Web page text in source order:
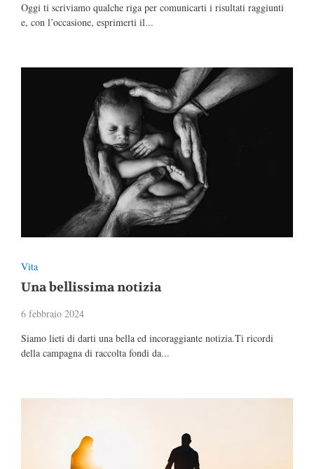
Oggi ti scriviamo qualche riga per comunicarti i risultati raggiunti
e, con l’occasione, esprimerti il...
Vita
Una bellissima notizia
6 febbraio 2024
Siamo lieti di darti una bella ed incoraggiante notizia.Ti ricordi
della campagna di raccolta fondi da...